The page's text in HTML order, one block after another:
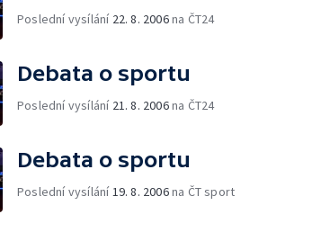
Poslední vysílání 22. 8. 2006na ČT24
Debata o sportu
Poslední vysílání 21. 8. 2006na ČT24
Debata o sportu
Poslední vysílání 19. 8. 2006na ČT sport